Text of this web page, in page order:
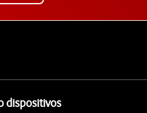
dispositivos